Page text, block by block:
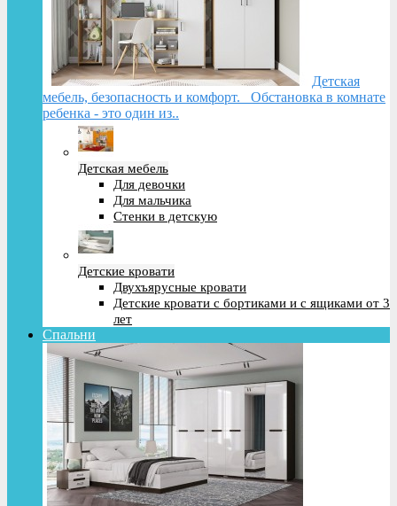
Детская
мебель, безопасность и комфорт. Обстановка в комнате
ребенка - это один из..
Детская мебель
Для девочки
Для мальчика
Стенки в детскую
Детские кровати
Двухъярусные кровати
Детские кровати с бортиками и с ящиками от 3
лет
Спальни